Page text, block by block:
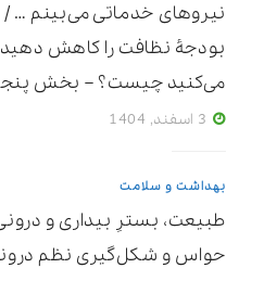
نیروهای خدماتی می‌بینم … /
بودجۀ نظافت را کاهش
می‌کنید چیست؟ – بخش
بهداشت و سلامت
طبیعت، بسترِ بیداری و
حواس و شکل‌گیری نظم